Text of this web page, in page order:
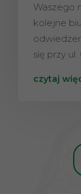
Waszego
kolejne
się przy
czytaj